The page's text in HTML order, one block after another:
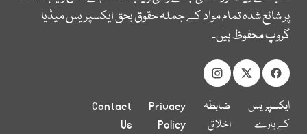
پر شائع شدہ تمام مواد کے جملہ حقوق بحق ایکسپریس میڈیا
گروپ محفوظ ہیں۔
ایکسپریس
کے بارے
ضابطہ
اخلاق
Privacy
Policy
Contact
Us